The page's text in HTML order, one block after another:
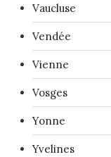
Vaucluse
Vendée
Vienne
Vosges
Yonne
Yvelines